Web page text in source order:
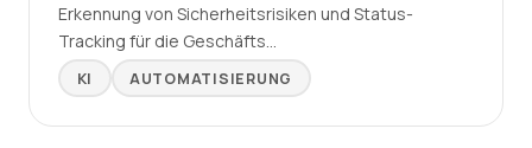
Erkennung von Sicherheitsrisiken und Status-
Tracking für die Geschäfts…
KI AUTOMATISIERUNG